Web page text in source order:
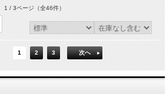
1 / 3ページ（全46件）
1 2 3 次へ